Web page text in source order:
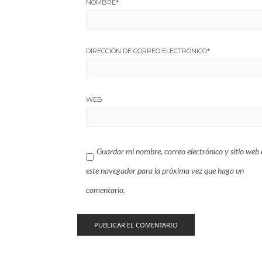
NOMBRE*
DIRECCIÓN DE CORREO ELECTRÓNICO*
WEB
Guardar mi nombre, correo electrónico y sitio web
este navegador para la próxima vez que haga un
comentario.